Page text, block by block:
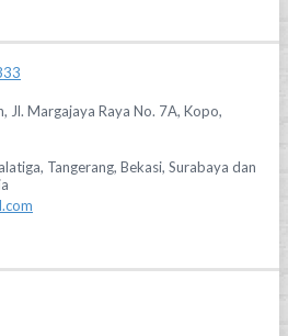
Jl. Margajaya Raya No. 7A, Kopo,
Tangerang, Bekasi, Surabaya dan